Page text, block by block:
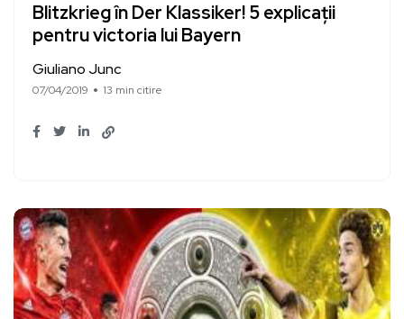
Blitzkrieg în Der Klassiker! 5 explicații
pentru victoria lui Bayern
Giuliano Junc
07/04/2019 13 min citire